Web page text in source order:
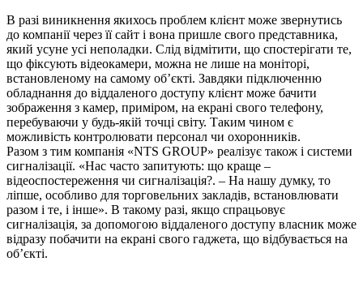
В разі виникнення якихось проблем клієнт може звернутись
до компанії через її сайт і вона пришле свого представника,
який усуне усі неполадки. Слід відмітити, що спостерігати те,
що фіксують відеокамери, можна не лише на моніторі,
встановленому на самому об’єкті. Завдяки підключенню
обладнання до віддаленого доступу клієнт може бачити
зображення з камер, приміром, на екрані свого телефону,
перебуваючи у будь-якій точці світу. Таким чином є
можливість контролювати персонал чи охоронників.
Разом з тим компанія «NTS GROUP» реалізує також і системи
сигналізації. «Нас часто запитують: що краще –
відеоспостереження чи сигналізація?. – На нашу думку, то
ліпше, особливо для торговельних закладів, встановлювати
разом і те, і інше». В такому разі, якщо спрацьовує
сигналізація, за допомогою віддаленого доступу власник може
відразу побачити на екрані свого гаджета, що відбувається на
об’єкті.